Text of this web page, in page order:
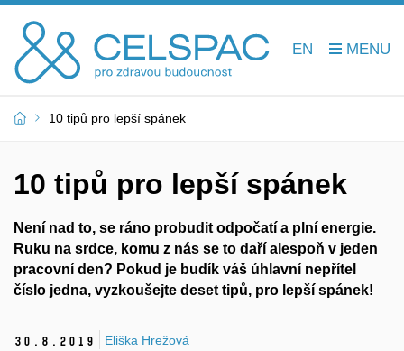
EN
10 tipů pro lepší spánek
10 tipů pro lepší spánek
Není nad to, se ráno probudit odpočatí a plní energie.
Ruku na srdce, komu z nás se to daří alespoň v jeden
pracovní den? Pokud je budík váš úhlavní nepřítel
číslo jedna, vyzkoušejte deset tipů, pro lepší spánek!
30. 8. 2019 Eliška Hrežová